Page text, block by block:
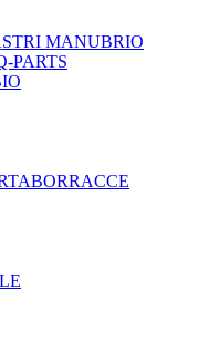
MANUBRIO
PARTS